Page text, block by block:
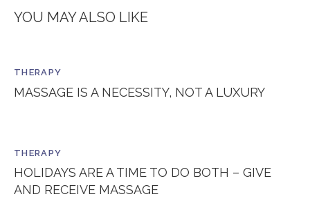
YOU MAY ALSO LIKE
THERAPY
MASSAGE IS A NECESSITY, NOT A LUXURY
THERAPY
HOLIDAYS ARE A TIME TO DO BOTH – GIVE
AND RECEIVE MASSAGE